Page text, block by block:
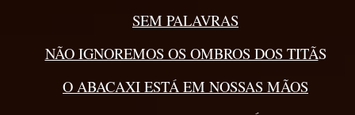
SEM PALAVRAS
NÃO IGNOREMOS OS OMBROS DOS TITÃS
O ABACAXI ESTÁ EM NOSSAS MÃOS